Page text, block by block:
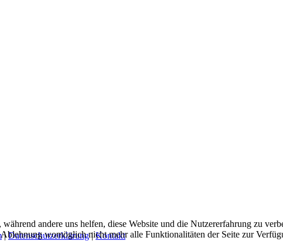
|Datenschutzerklärung|Kontakt
andere uns helfen, diese Website und die Nutzererfahrung zu
womöglich nicht mehr alle Funktionalitäten der Seite zur